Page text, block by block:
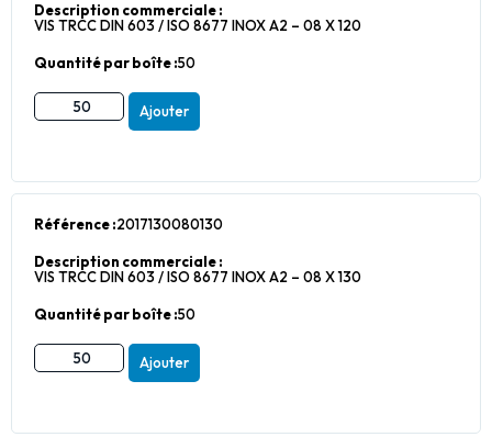
Description commerciale :
VIS TRCC DIN 603 / ISO 8677 INOX A2 – 08 X 120
Quantité par boîte :50
Ajouter
Référence :2017130080130
Description commerciale :
VIS TRCC DIN 603 / ISO 8677 INOX A2 – 08 X 130
Quantité par boîte :50
Ajouter